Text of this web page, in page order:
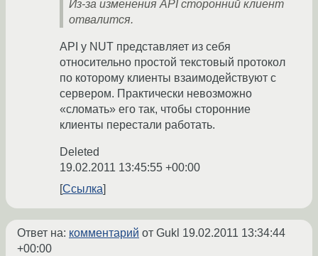
Из-за изменения API сторонний клиент
отвалится.
API у NUT представляет из себя
относительно простой текстовый протокол
по которому клиенты взаимодействуют с
сервером. Практически невозможно
«сломать» его так, чтобы сторонние
клиенты перестали работать.
Deleted
19.02.2011 13:45:55 +00:00
Ссылка
Ответ на: комментарий от Gukl 19.02.2011 13:34:44
+00:00